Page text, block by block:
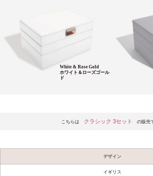
White & Rose Gold
ホワイト＆ローズゴール
ド
こちらは クラシック 3セット の販売
デザイン
イギリス